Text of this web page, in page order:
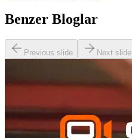
Benzer Bloglar
Previous slide Next slide